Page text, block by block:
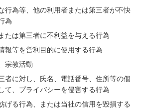
行為等、他の利用者または第三者が不快
為
たは第三者に不利益を与える行為
報等を営利目的に使用する行為
宗教活動
者に対し、氏名、電話番号、住所等の個
て、プライバシーを侵害する行為
げる行為、または当社の信用を毀損する